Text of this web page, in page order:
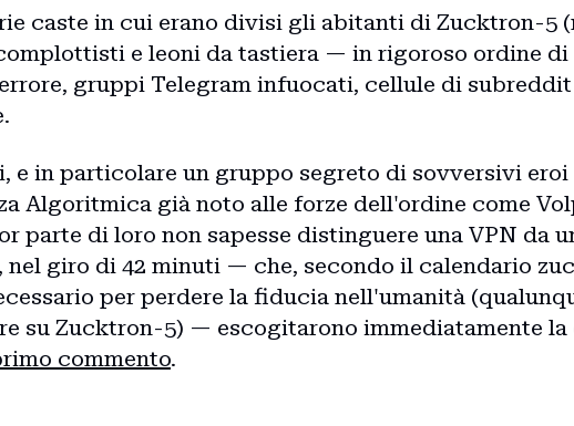
caste in cui erano divisi gli abitanti di Zucktron-5
e leoni da tastiera — in rigoroso ordine di
gruppi Telegram infuocati, cellule di
e in particolare un gruppo segreto di sovversivi
Algoritmica già noto alle forze dell'ordine come
parte di loro non sapesse distinguere una VPN da
nel giro di 42 minuti — che, secondo il calendario
per perdere la fiducia nell'umanità
su Zucktron-5) — escogitarono immediatamente la
commento.